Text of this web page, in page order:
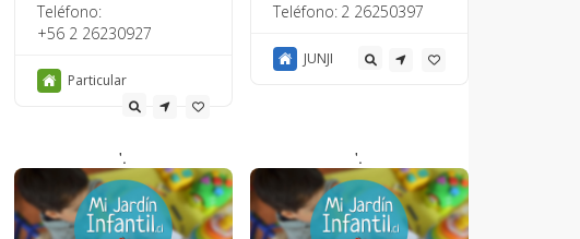
Teléfono:
+56 2 26230927
Particular
Teléfono: 2 26250397
JUNJI
'. '.